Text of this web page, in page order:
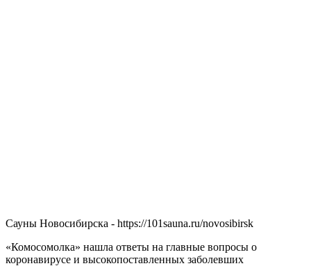
Сауны Новосибирска - https://101sauna.ru/novosibirsk
«Комосомолка» нашла ответы на главные вопросы о
коронавирусе и высокопоставленных заболевших